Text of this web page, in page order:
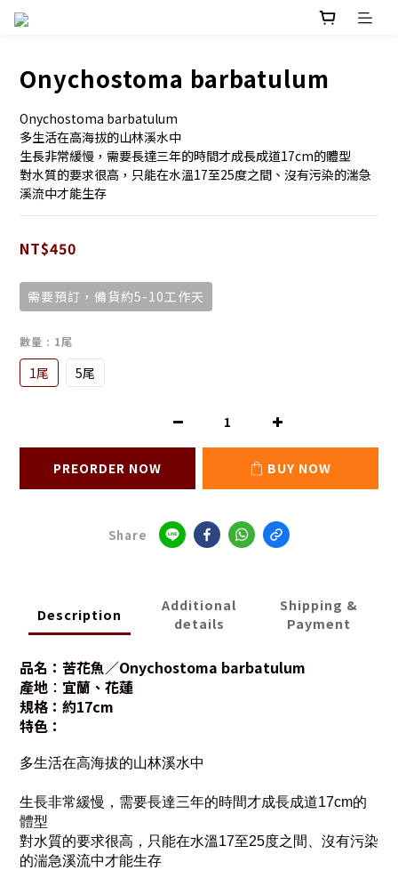
Onychostoma barbatulum
Onychostoma barbatulum
多生活在高海拔的山林溪水中
生長非常緩慢，需要長達三年的時間才成長成道17cm的體型
對水質的要求很高，只能在水溫17至25度之間、沒有污染的湍急
溪流中才能生存
NT$450
需要預訂，備貨約5-10工作天
數量 : 1尾
1尾 5尾
PREORDER NOW BUY NOW
Share
Description
Additional
details
Shipping &
Payment
品名： 苦花魚／Onychostoma barbatulum
產地 ： 宜蘭、花蓮
規格 ：約17cm
特色 ：
多生活在高海拔的山林溪水中
生長非常緩慢，需要長達三年的時間才成長成道17cm的
體型
對水質的要求很高，只能在水溫17至25度之間、沒有污染
的湍急溪流中才能生存